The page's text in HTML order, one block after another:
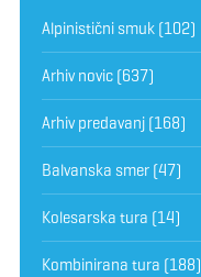
Alpinistični smuk(102)
Arhiv novic(637)
Arhiv predavanj(168)
Balvanska smer(47)
Kolesarska tura (14)
Kombinirana tura (188)